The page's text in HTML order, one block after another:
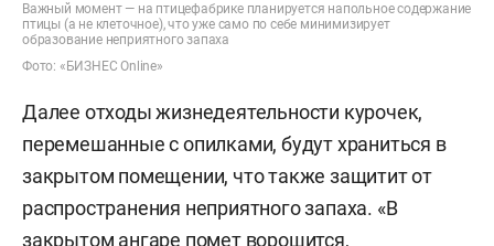
Важный момент — на птицефабрике планируется напольное содержание
птицы (а не клеточное), что уже само по себе минимизирует
образование неприятного запаха
Фото: «БИЗНЕС Online»
Далее отходы жизнедеятельности курочек,
перемешанные с опилками, будут храниться в
закрытом помещении, что также защитит от
распространения неприятного запаха. «В
закрытом ангаре помет ворошится,